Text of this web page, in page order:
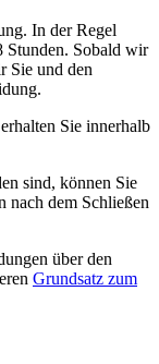
In der Regel
Stunden. Sobald wir
Sie und den
Sie innerhalb
sind, können Sie
nach dem Schließen
über den
Grundsatz zum